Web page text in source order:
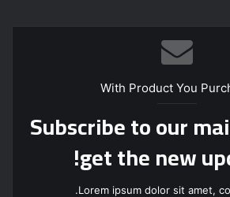
get the new
Lorem ipsum dolor sit amet,